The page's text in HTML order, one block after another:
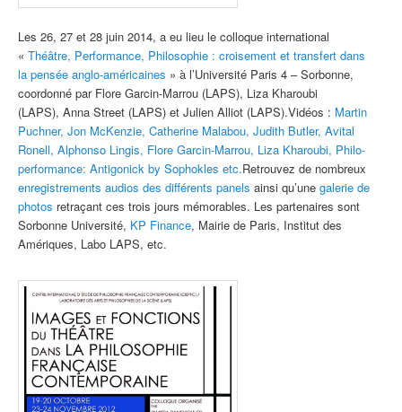
Les 26, 27 et 28 juin 2014, a eu lieu le colloque international
« Théâtre, Performance, Philosophie : croisement et transfert dans
la pensée anglo-américaines » à l’Université Paris 4 – Sorbonne,
coordonné par Flore Garcin-Marrou (LAPS), Liza Kharoubi
(LAPS), Anna Street (LAPS) et Julien Alliot (LAPS).Vidéos : Martin
Puchner, Jon McKenzie, Catherine Malabou, Judith Butler, Avital
Ronell, Alphonso Lingis, Flore Garcin-Marrou, Liza Kharoubi, Philo-
performance: Antigonick by Sophokles etc.Retrouvez de nombreux
enregistrements audios des différents panels ainsi qu’une galerie de
photos retraçant ces trois jours mémorables. Les partenaires sont
Sorbonne Université, KP Finance, Mairie de Paris, Institut des
Amériques, Labo LAPS, etc.